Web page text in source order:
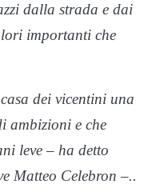
dalla strada e dai
importanti che
dei vicentini una
ambizioni e che
leve – ha detto
Matteo Celebron –..